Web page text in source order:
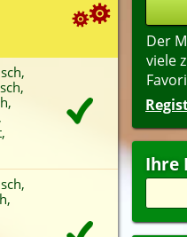
Der
viele
Ihre
Name
Alter
Schnitzel